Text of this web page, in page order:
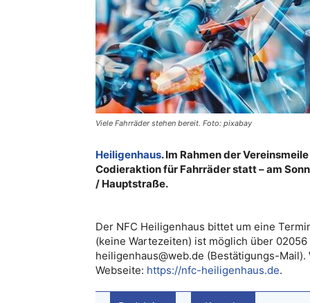
Viele Fahrräder stehen bereit. Foto: pixabay
Heiligenhaus. Im Rahmen der
Codieraktion für Fahrräder statt – am
/ Hauptstraße.
Der NFC Heiligenhaus bittet um eine
(keine Wartezeiten) ist möglich über
heiligenhaus@web.de (Bestätigungs-
Webseite: https://nfc-heiligenhaus.de.